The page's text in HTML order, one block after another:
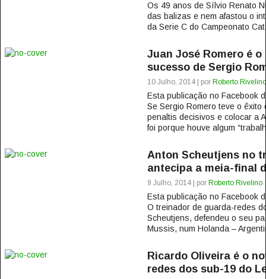
Os 49 anos de Sílvio Renato
das balizas e nem afastou o
da Serie C do Campeonato
Juan José Romero é
sucesso de Sergio
10 Julho, 2014 | por Roberto Rivelino
Esta publicação no Facebook
Se Sergio Romero teve o
penaltis decisivos e colocar a
foi porque houve algum
Anton Scheutjens no
antecipa a meia-final
9 Julho, 2014 | por Roberto Rivelino
Esta publicação no Facebook
O treinador de guarda-redes
Scheutjens, defendeu o seu
Mussis, num Holanda –
Ricardo Oliveira é o
redes dos sub-19 do